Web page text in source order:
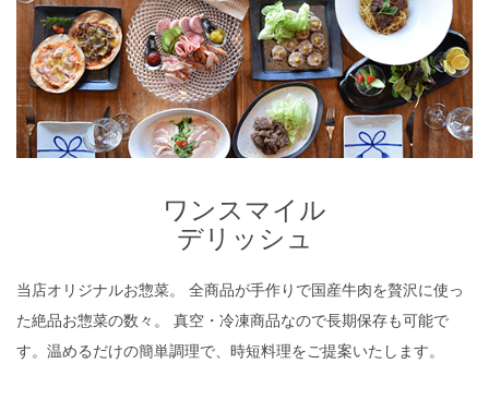
デリッシュ
ワンスマイル
デリッシュ
当店オリジナルお惣菜。 全商品が手作りで国産牛肉を贅沢に使っ
た絶品お惣菜の数々。 真空・冷凍商品なので長期保存も可能で
す。温めるだけの簡単調理で、時短料理をご提案いたします。